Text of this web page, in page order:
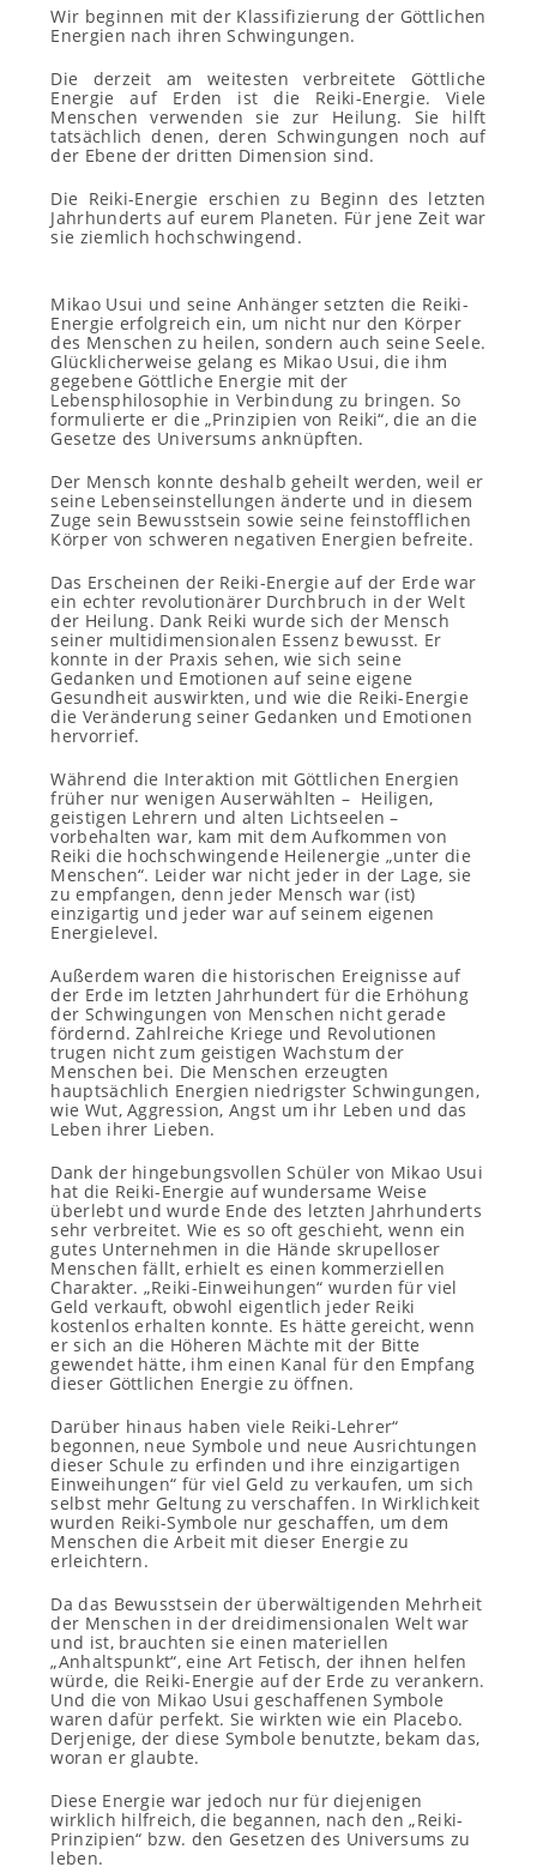
Wir beginnen mit der Klassifizierung der Göttlichen
Energien nach ihren Schwingungen.
Die derzeit am weitesten verbreitete Göttliche
Energie auf Erden ist die Reiki-Energie. Viele
Menschen verwenden sie zur Heilung. Sie hilft
tatsächlich denen, deren Schwingungen noch auf
der Ebene der dritten Dimension sind.
Die Reiki-Energie erschien zu Beginn des letzten
Jahrhunderts auf eurem Planeten. Für jene Zeit war
sie ziemlich hochschwingend.
Mikao Usui und seine Anhänger setzten die Reiki-
Energie erfolgreich ein, um nicht nur den Körper
des Menschen zu heilen, sondern auch seine Seele.
Glücklicherweise gelang es Mikao Usui, die ihm
gegebene Göttliche Energie mit der
Lebensphilosophie in Verbindung zu bringen. So
formulierte er die „Prinzipien von Reiki“, die an die
Gesetze des Universums anknüpften.
Der Mensch konnte deshalb geheilt werden, weil er
seine Lebenseinstellungen änderte und in diesem
Zuge sein Bewusstsein sowie seine feinstofflichen
Körper von schweren negativen Energien befreite.
Das Erscheinen der Reiki-Energie auf der Erde war
ein echter revolutionärer Durchbruch in der Welt
der Heilung. Dank Reiki wurde sich der Mensch
seiner multidimensionalen Essenz bewusst. Er
konnte in der Praxis sehen, wie sich seine
Gedanken und Emotionen auf seine eigene
Gesundheit auswirkten, und wie die Reiki-Energie
die Veränderung seiner Gedanken und Emotionen
hervorrief.
Während die Interaktion mit Göttlichen Energien
früher nur wenigen Auserwählten – Heiligen,
geistigen Lehrern und alten Lichtseelen –
vorbehalten war, kam mit dem Aufkommen von
Reiki die hochschwingende Heilenergie „unter die
Menschen“. Leider war nicht jeder in der Lage, sie
zu empfangen, denn jeder Mensch war (ist)
einzigartig und jeder war auf seinem eigenen
Energielevel.
Außerdem waren die historischen Ereignisse auf
der Erde im letzten Jahrhundert für die Erhöhung
der Schwingungen von Menschen nicht gerade
fördernd. Zahlreiche Kriege und Revolutionen
trugen nicht zum geistigen Wachstum der
Menschen bei. Die Menschen erzeugten
hauptsächlich Energien niedrigster Schwingungen,
wie Wut, Aggression, Angst um ihr Leben und das
Leben ihrer Lieben.
Dank der hingebungsvollen Schüler von Mikao Usui
hat die Reiki-Energie auf wundersame Weise
überlebt und wurde Ende des letzten Jahrhunderts
sehr verbreitet. Wie es so oft geschieht, wenn ein
gutes Unternehmen in die Hände skrupelloser
Menschen fällt, erhielt es einen kommerziellen
Charakter. „Reiki-Einweihungen“ wurden für viel
Geld verkauft, obwohl eigentlich jeder Reiki
kostenlos erhalten konnte. Es hätte gereicht, wenn
er sich an die Höheren Mächte mit der Bitte
gewendet hätte, ihm einen Kanal für den Empfang
dieser Göttlichen Energie zu öffnen.
Darüber hinaus haben viele Reiki-Lehrer“
begonnen, neue Symbole und neue Ausrichtungen
dieser Schule zu erfinden und ihre einzigartigen
Einweihungen“ für viel Geld zu verkaufen, um sich
selbst mehr Geltung zu verschaffen. In Wirklichkeit
wurden Reiki-Symbole nur geschaffen, um dem
Menschen die Arbeit mit dieser Energie zu
erleichtern.
Da das Bewusstsein der überwältigenden Mehrheit
der Menschen in der dreidimensionalen Welt war
und ist, brauchten sie einen materiellen
„Anhaltspunkt“, eine Art Fetisch, der ihnen helfen
würde, die Reiki-Energie auf der Erde zu verankern.
Und die von Mikao Usui geschaffenen Symbole
waren dafür perfekt. Sie wirkten wie ein Placebo.
Derjenige, der diese Symbole benutzte, bekam das,
woran er glaubte.
Diese Energie war jedoch nur für diejenigen
wirklich hilfreich, die begannen, nach den „Reiki-
Prinzipien“ bzw. den Gesetzen des Universums zu
leben.